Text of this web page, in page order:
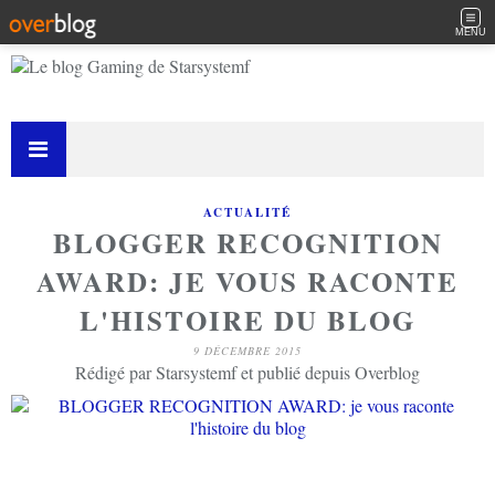
MENU
ACTUALITÉ
BLOGGER RECOGNITION
AWARD: JE VOUS RACONTE
L'HISTOIRE DU BLOG
9 DÉCEMBRE 2015
Rédigé par Starsystemf et publié depuis Overblog